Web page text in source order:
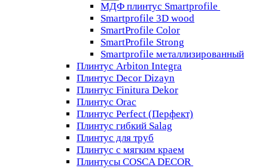
МДФ плинтус Smartprofile
Smartprofile 3D wood
SmartProfile Color
SmartProfile Strong
Smartprofile металлизированный
Плинтус Arbiton Integra
Плинтус Decor Dizayn
Плинтус Finitura Dekor
Плинтус Orac
Плинтус Perfect (Перфект)
Плинтус гибкий Salag
Плинтус для труб
Плинтус с мягким краем
Плинтусы COSCA DECOR